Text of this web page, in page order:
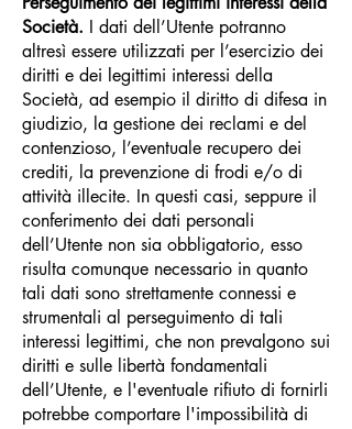
Società. I dati dell’Utente potranno
altresì essere utilizzati per l’esercizio dei
diritti e dei legittimi interessi della
Società, ad esempio il diritto di difesa in
giudizio, la gestione dei reclami e del
contenzioso, l’eventuale recupero dei
crediti, la prevenzione di frodi e/o di
attività illecite. In questi casi, seppure il
conferimento dei dati personali
dell’Utente non sia obbligatorio, esso
risulta comunque necessario in quanto
tali dati sono strettamente connessi e
strumentali al perseguimento di tali
interessi legittimi, che non prevalgono sui
diritti e sulle libertà fondamentali
dell’Utente, e l'eventuale rifiuto di fornirli
potrebbe comportare l'impossibilità di